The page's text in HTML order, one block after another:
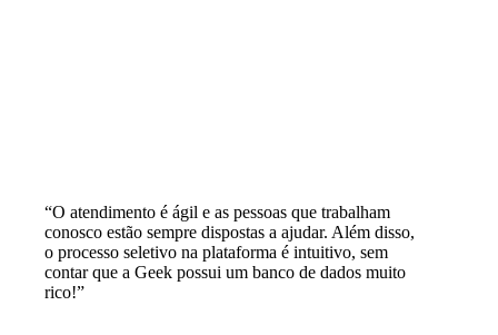
“O atendimento é ágil e as pessoas que trabalham
conosco estão sempre dispostas a ajudar. Além disso,
o processo seletivo na plataforma é intuitivo, sem
contar que a Geek possui um banco de dados muito
rico!”